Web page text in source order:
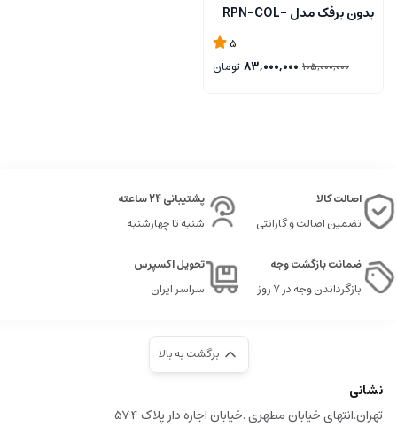
بدون برفک مدل RPN-COL-
5
105,000,000
83,000,000 تومان
اصالت کالا
تضمین اصالت و گارانتی
پشتیبانی 24 ساعته
شنبه تا چهارشنبه
ضمانت بازگشت وجه
بازگرداندن وجه در ۷ روز
تحویل اکسپرس
سراسر ایران
برگشت به بالا
نشانی
تهران.انتهای خیابان مطهری .خیابان اجاره دار پلاک 574